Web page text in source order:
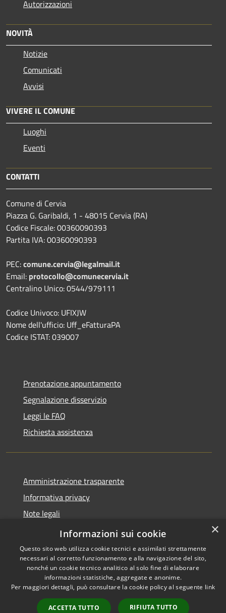
Autorizzazioni
NOVITÀ
Notizie
Comunicati
Avvisi
VIVERE IL COMUNE
Luoghi
Eventi
CONTATTI
Comune di Cervia
Piazza G. Garibaldi, 1 - 48015 Cervia (RA)
Codice Fiscale: 00360090393
Partita IVA: 00360090393
PEC:comune.cervia@legalmail.it
Email: protocollo@comunecervia.it
Centralino Unico: 0544/979111
Codice Univoco: UFIXJW
Nome dell'ufficio: Uff_eFatturaPA
Codice ISTAT: 039007
Prenotazione appuntamento
Segnalazione disservizio
Leggi le FAQ
Richiesta assistenza
Amministrazione trasparente
Informativa privacy
Note legali
Dichiarazione di accessibilità
Accessibilità
Copyright © 2026 • Comune di
Cervia • Powered by
Municipium•
Accesso
×
Informazioni sui cookie
Questo sito web utilizza cookie tecnici e assimilati strettamente
necessari al corretto funzionamento e alla navigazione del sito,
nonché un cookie tecnico analitico al solo fine di elaborare
informazioni statistiche, aggregate e anonime.
Per maggiori dettagli, può consultare la cookie policy al seguente link
ACCETTA TUTTO RIFIUTA TUTTO